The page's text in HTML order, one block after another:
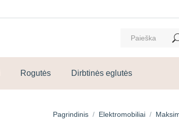
Rogutės Dirbtinės eglutės
You are here:Pagrindinis Elektromobiliai